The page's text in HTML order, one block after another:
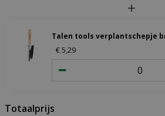
Talen tools verplantschepje
€5 29